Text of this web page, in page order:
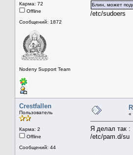
Карма: 72
Offline
Сообщений: 1872
Nodeny Support Team
Блин, может
/etc/sudoers
Crestfallen
Пользователь
Карма: 2
Offline
Сообщений: 44
«
Я делал так :
/etc/pam.d/su